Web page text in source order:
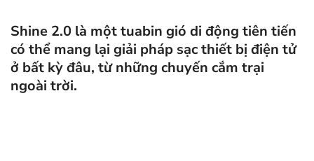
Shine 2.0 là một tuabin gió di động tiên tiến
có thể mang lại giải pháp sạc thiết bị điện tử
ở bất kỳ đâu, từ những chuyến cắm trại
ngoài trời.